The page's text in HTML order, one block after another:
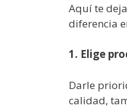
Aquí te
diferencia
1. Elige
Darle
calidad,